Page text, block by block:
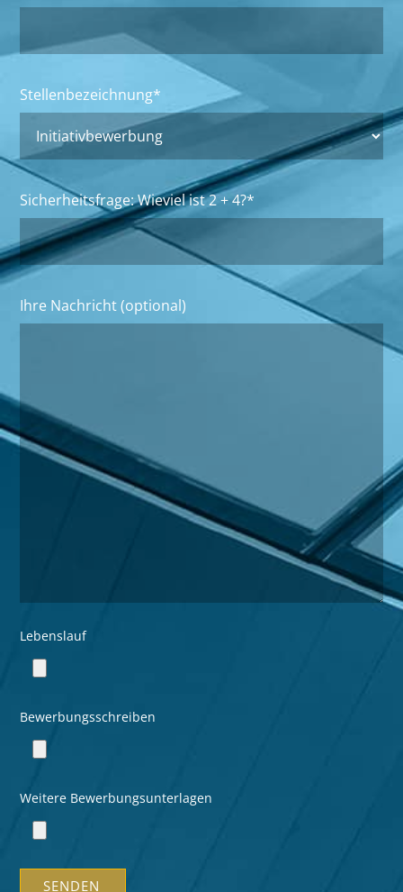
Stellenbezeichnung*
Sicherheitsfrage: Wieviel ist
Ihre Nachricht (optional)
Lebenslauf
Bewerbungsschreiben
Weitere Bewerbungsunterlagen